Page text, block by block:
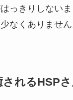
っきりしない
なくありません
れるHSP